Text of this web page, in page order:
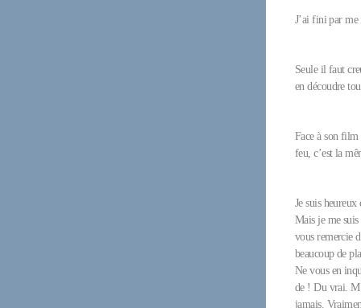
J’ai fini par me
Seule il faut
en découdre
Face à son film
feu, c’est la
Je suis heureux
Mais je me suis
vous remercie
beaucoup de
Ne vous en
de ! Du vrai.
jamais.